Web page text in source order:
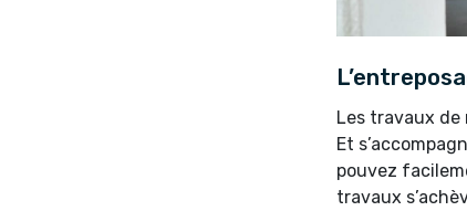
Les travaux
Et
pouvez
travaux